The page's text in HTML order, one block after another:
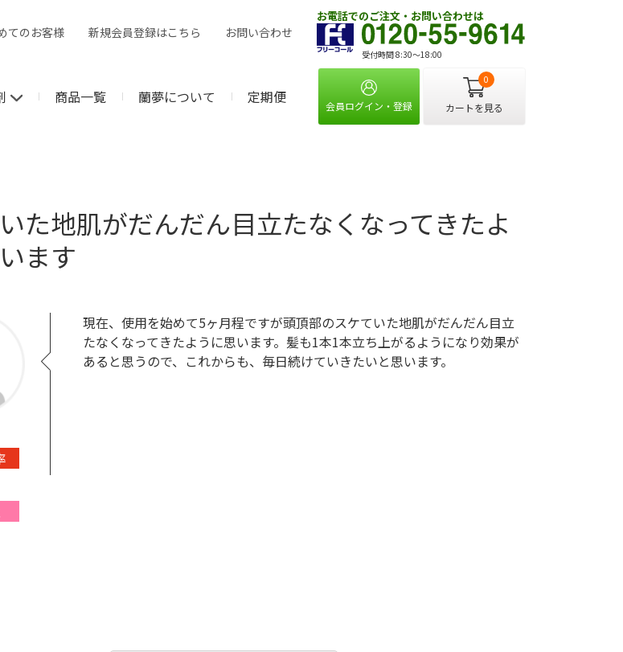
てのお客様 新規会員登録はこちら お問い合わせ
お電話でのご注文・お問い合わせは
受付時間 8:30〜18:00
商品一覧 蘭夢について 定期便 会員ログイン・登録
0
カートを見る
た地肌がだんだん目立たなくなってきたよ
ます
現在、使用を始めて5ヶ月程ですが頭頂部のスケていた地肌がだんだん目立
たなくなってきたように思います。髪も1本1本立ち上がるようになり効果が
あると思うので、これからも、毎日続けていきたいと思います。